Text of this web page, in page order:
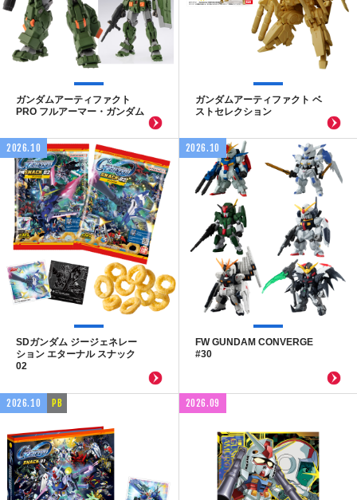
ガンダムアーティファクト
PRO フルアーマー・ガンダム
ガンダムアーティファクト ベ
ストセレクション
2026.10
SDガンダム ジージェネレー
ション エターナル スナック
02
2026.10
FW GUNDAM CONVERGE
#30
2026.10 PB 2026.09